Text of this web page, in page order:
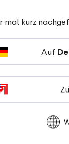
5
9
Details
mal kurz
Auf
Zu